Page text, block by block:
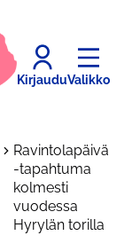
KirjauduValikko
Ravintolapäivä
-tapahtuma
kolmesti
vuodessa
Hyrylän torilla